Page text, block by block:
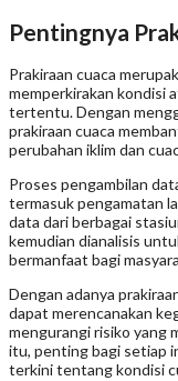
Pentingnya
Prakiraan cuaca
memperkirakan kondisi
tertentu. Dengan
prakiraan cuaca
perubahan iklim dan
Proses pengambilan
termasuk pengamatan
data dari berbagai
kemudian dianalisis
bermanfaat bagi
Dengan adanya
dapat merencanakan
mengurangi risiko yang
itu, penting bagi setiap
terkini tentang kondisi